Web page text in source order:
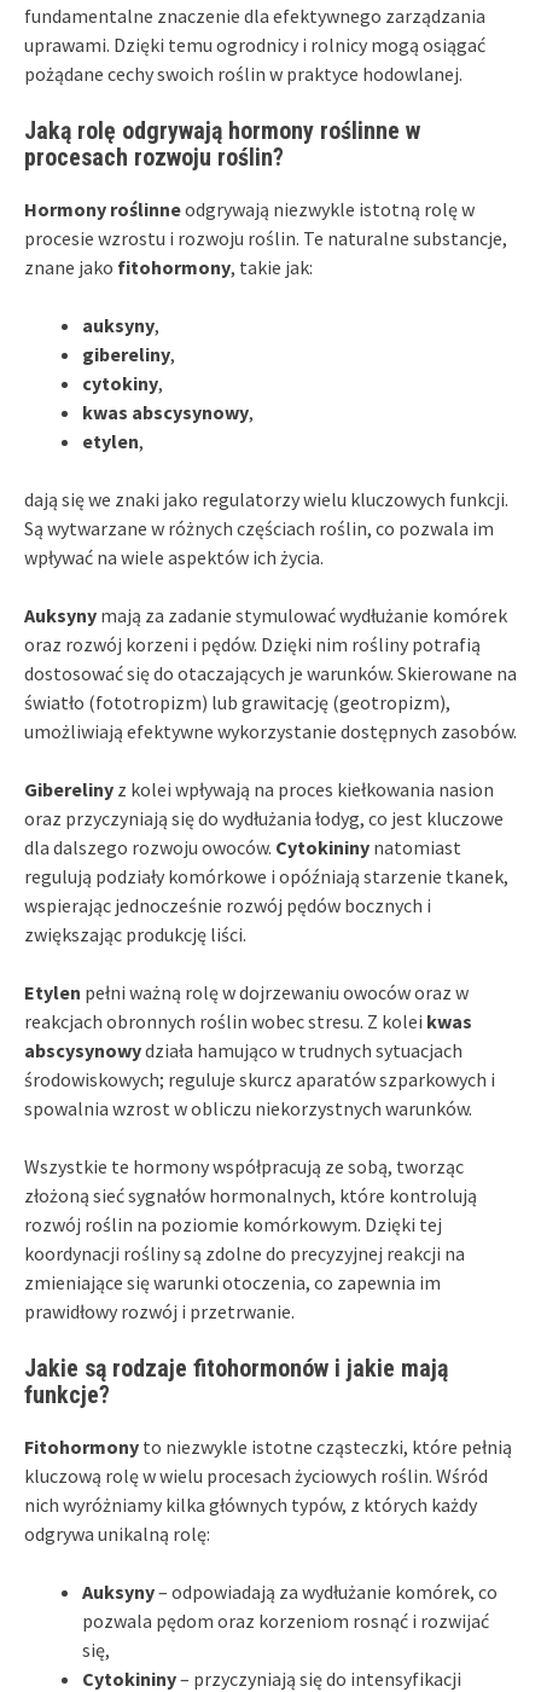
fundamentalne znaczenie dla efektywnego zarządzania
uprawami. Dzięki temu ogrodnicy i rolnicy mogą osiągać
pożądane cechy swoich roślin w praktyce hodowlanej.
Jaką rolę odgrywają hormony roślinne w
procesach rozwoju roślin?
Hormony roślinneodgrywają niezwykle istotną rolę w
procesie wzrostu i rozwoju roślin. Te naturalne substancje,
znane jako fitohormony, takie jak:
auksyny,
gibereliny,
cytokiny,
kwas abscysynowy,
etylen,
dają się we znaki jako regulatorzy wielu kluczowych funkcji.
Są wytwarzane w różnych częściach roślin, co pozwala im
wpływać na wiele aspektów ich życia.
Auksyny mają za zadanie stymulować wydłużanie komórek
oraz rozwój korzeni i pędów. Dzięki nim rośliny potrafią
dostosować się do otaczających je warunków. Skierowane na
światło (fototropizm) lub grawitację (geotropizm),
umożliwiają efektywne wykorzystanie dostępnych zasobów.
Gibereliny z kolei wpływają na proces kiełkowania nasion
oraz przyczyniają się do wydłużania łodyg, co jest kluczowe
dla dalszego rozwoju owoców. Cytokininy natomiast
regulują podziały komórkowe i opóźniają starzenie tkanek,
wspierając jednocześnie rozwój pędów bocznych i
zwiększając produkcję liści.
Etylen pełni ważną rolę w dojrzewaniu owoców oraz w
reakcjach obronnych roślin wobec stresu. Z kolei kwas
abscysynowydziała hamująco w trudnych sytuacjach
środowiskowych; reguluje skurcz aparatów szparkowych i
spowalnia wzrost w obliczu niekorzystnych warunków.
Wszystkie te hormony współpracują ze sobą, tworząc
złożoną sieć sygnałów hormonalnych, które kontrolują
rozwój roślin na poziomie komórkowym. Dzięki tej
koordynacji rośliny są zdolne do precyzyjnej reakcji na
zmieniające się warunki otoczenia, co zapewnia im
prawidłowy rozwój i przetrwanie.
Jakie są rodzaje fitohormonów i jakie mają
funkcje?
Fitohormony to niezwykle istotne cząsteczki, które pełnią
kluczową rolę w wielu procesach życiowych roślin. Wśród
nich wyróżniamy kilka głównych typów, z których każdy
odgrywa unikalną rolę:
Auksyny– odpowiadają za wydłużanie komórek, co
pozwala pędom oraz korzeniom rosnąć i rozwijać
się,
Cytokininy– przyczyniają się do intensyfikacji